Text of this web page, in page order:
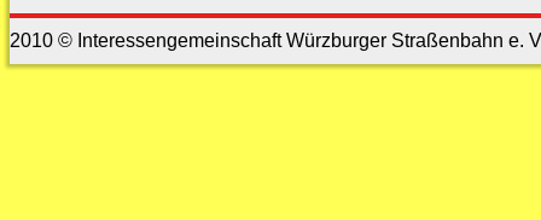
2010 © Interessengemeinschaft Würzburger Straßenbahn e.